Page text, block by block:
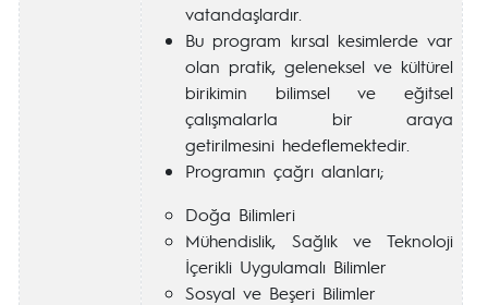
vatandaşlardır.
Bu program kırsal kesimlerde var
olan pratik, geleneksel ve kültürel
birikimin bilimsel ve eğitsel
çalışmalarla bir araya
getirilmesini hedeflemektedir.
Programın çağrı alanları;
Doğa Bilimleri
Mühendislik, Sağlık ve Teknoloji
İçerikli Uygulamalı Bilimler
Sosyal ve Beşeri Bilimler